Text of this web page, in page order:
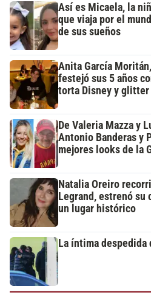
Así es Micaela, la
que viaja por el
de sus sueños
Anita García
festejó sus 5 años
torta Disney y glitter
De Valeria Mazza y
Antonio Banderas y
mejores looks de la
Natalia Oreiro
Legrand, estrenó su
un lugar histórico
La íntima despedida